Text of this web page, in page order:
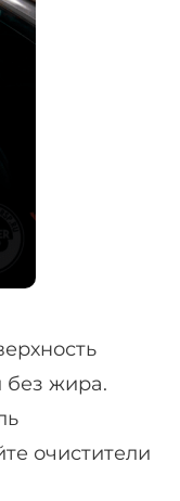
без жира.
очистители